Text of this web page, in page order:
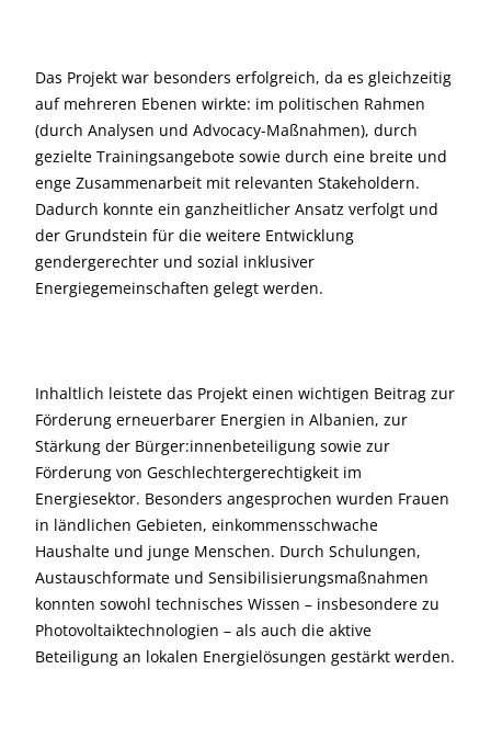
Das Projekt war besonders erfolgreich, da es gleichzeitig
auf mehreren Ebenen wirkte: im politischen Rahmen
(durch Analysen und Advocacy-Maßnahmen), durch
gezielte Trainingsangebote sowie durch eine breite und
enge Zusammenarbeit mit relevanten Stakeholdern.
Dadurch konnte ein ganzheitlicher Ansatz verfolgt und
der Grundstein für die weitere Entwicklung
gendergerechter und sozial inklusiver
Energiegemeinschaften gelegt werden.
Inhaltlich leistete das Projekt einen wichtigen Beitrag zur
Förderung erneuerbarer Energien in Albanien, zur
Stärkung der Bürger:innenbeteiligung sowie zur
Förderung von Geschlechtergerechtigkeit im
Energiesektor. Besonders angesprochen wurden Frauen
in ländlichen Gebieten, einkommensschwache
Haushalte und junge Menschen. Durch Schulungen,
Austauschformate und Sensibilisierungsmaßnahmen
konnten sowohl technisches Wissen – insbesondere zu
Photovoltaiktechnologien – als auch die aktive
Beteiligung an lokalen Energielösungen gestärkt werden.